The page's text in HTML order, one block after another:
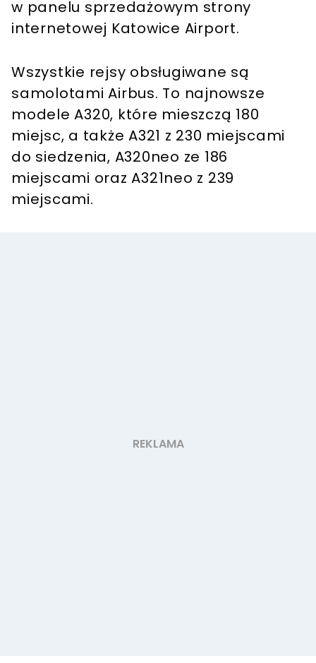
w panelu sprzedażowym strony
internetowej Katowice Airport.
Wszystkie rejsy obsługiwane są
samolotami Airbus. To najnowsze
modele A320, które mieszczą 180
miejsc, a także A321 z 230 miejscami
do siedzenia, A320neo ze 186
miejscami oraz A321neo z 239
miejscami.